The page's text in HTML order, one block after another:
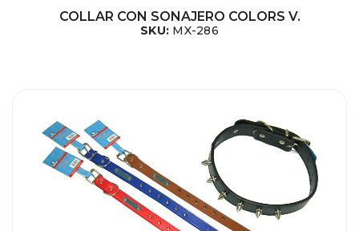
COLLAR CON SONAJERO COLORS V.
SKU: MX-286